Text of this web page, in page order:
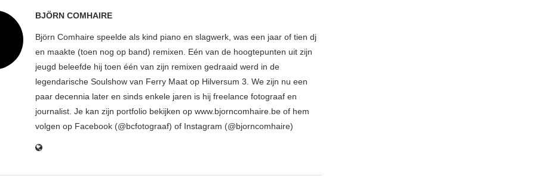
BJÖRN COMHAIRE
Björn Comhaire speelde als kind piano en slagwerk, was een jaar of tien dj
en maakte (toen nog op band) remixen. Eén van de hoogtepunten uit zijn
jeugd beleefde hij toen één van zijn remixen gedraaid werd in de
legendarische Soulshow van Ferry Maat op Hilversum 3. We zijn nu een
paar decennia later en sinds enkele jaren is hij freelance fotograaf en
journalist. Je kan zijn portfolio bekijken op www.bjorncomhaire.be of hem
volgen op Facebook (@bcfotograaf) of Instagram (@bjorncomhaire)